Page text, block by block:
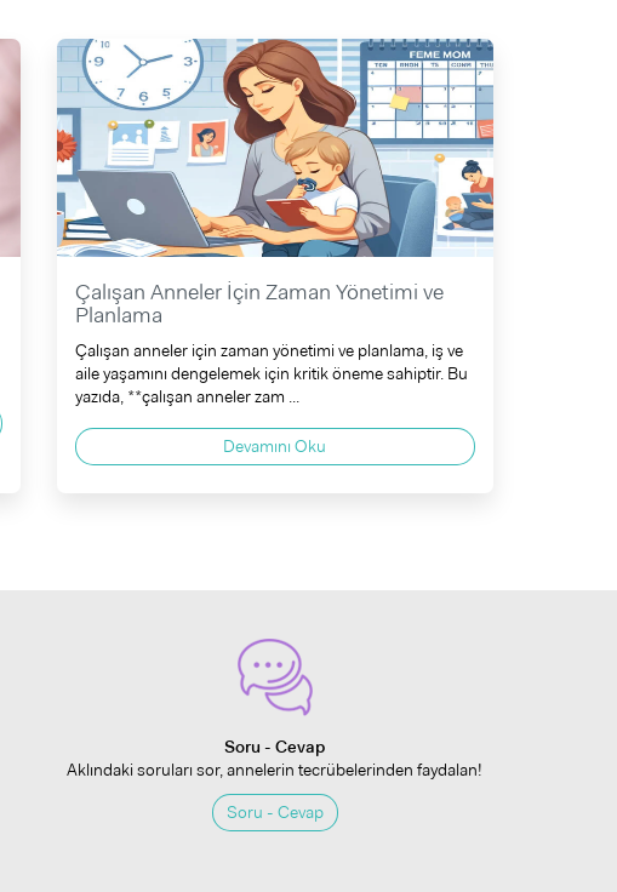
Çalışan Anneler İçin Zaman Yönetimi ve
Planlama
Çalışan anneler için zaman yönetimi ve planlama, iş ve
aile yaşamını dengelemek için kritik öneme sahiptir. Bu
yazıda, **çalışan anneler zam ...
Devamını Oku
Soru - Cevap
Aklındaki soruları sor, annelerin tecrübelerinden faydalan!
Soru - Cevap